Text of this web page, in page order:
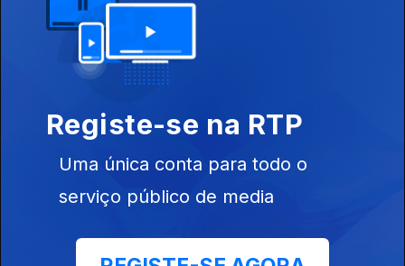
Filosifia 17 : Protestantes e Católicos na Europa
e nos EUA.
24 dez. 2025
O Estado Religioso. Com José Vera Jardim, advogado,
Emissão Especial - O que seria a nossa vida se
não fosse o 25A?
Várias personalidades respondem
Registe-se na RTP
Uma única conta para todo o
serviço público de media